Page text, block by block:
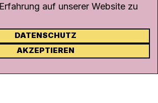
auf unserer Website zu
DATENSCHUTZ
AKZEPTIEREN